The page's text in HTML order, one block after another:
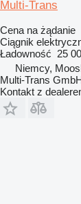
Multi-Trans
Cena na żądanie
Ciągnik
Ładowność 25
Niemcy,
Multi-Trans
Kontakt z